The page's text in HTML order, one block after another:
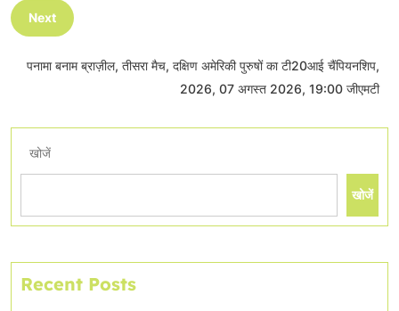
Next
पनामा बनाम ब्राज़ील, तीसरा मैच, दक्षिण अमेरिकी पुरुषों का टी20आई चैंपियनशिप,
2026, 07 अगस्त 2026, 19:00 जीएमटी
खोजें
खोजें
Recent Posts